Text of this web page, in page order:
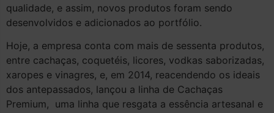
qualidade, e assim, novos produtos foram sendo
desenvolvidos e adicionados ao portfólio.
Hoje, a empresa conta com mais de sessenta produtos,
entre cachaças, coquetéis, licores, vodkas saborizadas,
xaropes e vinagres, e, em 2014, reacendendo os ideais
dos antepassados, lançou a linha de Cachaças
Premium, uma linha que resgata a essência artesanal e